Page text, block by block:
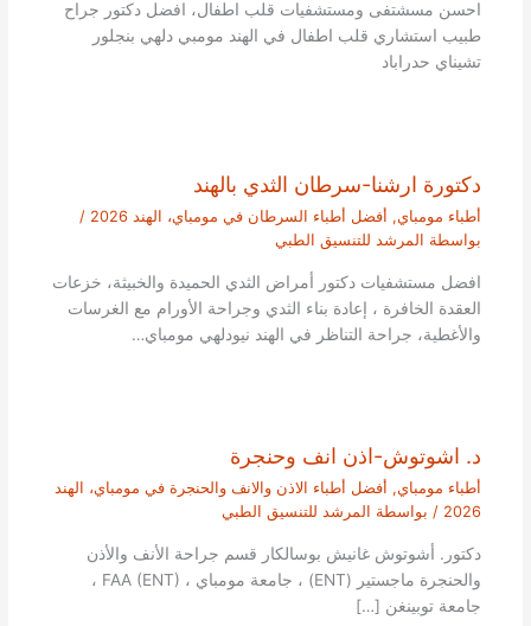
احسن مسشتفى ومستشفيات قلب اطفال، افضل دكتور جراح
طبيب استشاري قلب اطفال في الهند مومبي دلهي بنجلور
تشيناي حدراباد
دكتورة ارشنا-سرطان الثدي بالهند
أطباء مومباي, أفضل أطباء السرطان في مومباي، الهند 2026
/
بواسطة المرشد للتنسيق الطبي
افضل مستشفيات دكتور أمراض الثدي الحميدة والخبيثة، خزعات
العقدة الخافرة ، إعادة بناء الثدي وجراحة الأورام مع الغرسات
والأغطية، جراحة التناظر في الهند نيودلهي مومباي…
د. اشوتوش-اذن انف وحنجرة
أطباء مومباي, أفضل أطباء الاذن والانف والحنجرة في مومباي، الهند
2026 / بواسطة المرشد للتنسيق الطبي
دكتور. أشوتوش غانيش بوسالكار قسم جراحة الأنف والأذن
والحنجرة ماجستير (ENT) ، جامعة مومباي ، FAA (ENT) ،
جامعة توبينغن […]